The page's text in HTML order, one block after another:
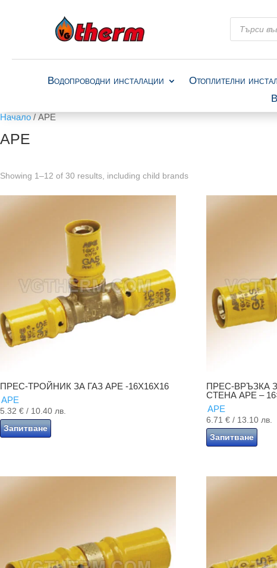
Products
search
Водопроводни инсталации Отоплителни
Начало / APE
APE
Showing 1–12 of 30 results, including child brands
ПРЕС-ТРОЙНИК ЗА ГАЗ APE -16X16X16
APE
5.32 € / 10.40 лв.
Запитване
ПРЕС-ВРЪЗКА
СТЕНА APE –
APE
6.71€ / 13.10 лв.
Запитване